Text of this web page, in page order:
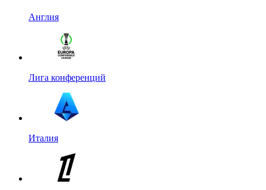
Англия
Лига конференций
Италия